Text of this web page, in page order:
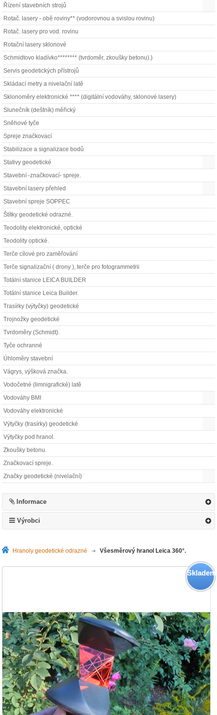
Řízení stavebních strojů
Rotač. lasery - obě roviny** (vodorovnou a svislou rovinu)
Rotač. lasery pro vod. rovinu
Rotační lasery sklonové
Schmidtovo kladívko******** (tvrdoměr, zkoušky betonu).)
Servis geodetických přístrojů
Skládací metry a nivelační latě
Sklonoměry elektronické **** (digitální vodováhy, sklonové lasery)
Slunečník (deštník) měřický
Sněhové tyče
Spreje značkovací
Stabilizace a signalizace bodů
Stativy geodetické
Stavební -značkovací- spreje.
Stavební lasery přehled
Stavební spreje SOPPEC
Štítky geodetické odrazné.
Teodolity elektronické, optické
Teodolity optické.
Terče cílové pro zaměřování
Terče signalizační ( drony ), terče pro fotogrammetrii
Totální stanice LEICA BUILDER
Totální stanice Leica Builder.
Trasírky (výtyčky) geodetické
Trojnožky geodetické
Tvrdoměry (Schmidt).
Tyče ochranné
Úhloměry stavební
Vágrys, výšková značka.
Vodočetné (limnigrafické) latě
Vodováhy BMI
Vodováhy elektronické
Výtyčky (trasírky) geodetické
Výtyčky pod hranol.
Zkoušky betonu.
Značkovací spreje.
Značky geodetické (nivelační)
Informace
Výrobci
Hranoly geodetické odrazné >Všesměrový hranol Leica 360°.
Skladem